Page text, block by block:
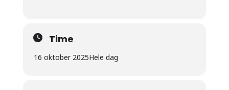
Time
16 oktober 2025Hele dag